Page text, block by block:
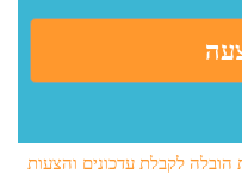
הובלה לקבלת עדכונים והצעות